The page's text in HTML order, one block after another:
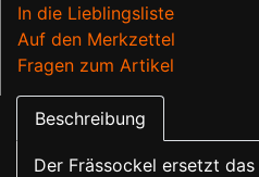
In die Lieblingsliste
Auf den Merkzettel
Fragen zum Artikel
Beschreibung
Der Frässockel ersetzt